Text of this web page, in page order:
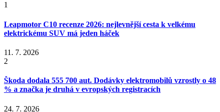
1
Leapmotor C10 recenze 2026: nejlevnější cesta k velkému
elektrickému SUV má jeden háček
11. 7. 2026
2
Škoda dodala 555 700 aut. Dodávky elektromobilů vzrostly o 48
% a značka je druhá v evropských registracích
24. 7. 2026